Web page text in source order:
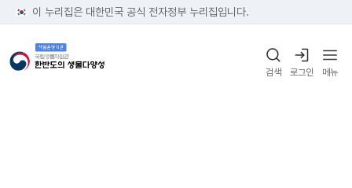
이 누리집은 대한민국 공식 전자정부 누리집입니다.
검색 로그인 메뉴